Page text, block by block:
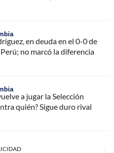
en deuda en el 0-0 de
no marcó la diferencia
a jugar la Selección
quién? Sigue duro rival